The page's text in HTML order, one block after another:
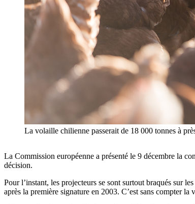
La volaille chilienne passerait de 18 000 tonnes à
La Commission européenne a présenté le 9 décembre la
décision.
Pour l’instant, les projecteurs se sont surtout braqués sur
après la première signature en 2003. C’est sans compter